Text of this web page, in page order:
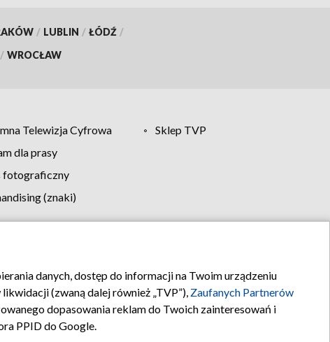
/ LUBLIN / ŁÓDŹ /
/ WROCŁAW
Telewizja Cyfrowa
Sklep TVP
dla prasy
fotograficzny
(znaki)
Kontakt
danych, dostęp do informacji na Twoim urządzeniu
(zwaną dalej również „TVP”), Zaufanych Partnerów
dopasowania reklam do Twoich zainteresowań i
PPID do Google.